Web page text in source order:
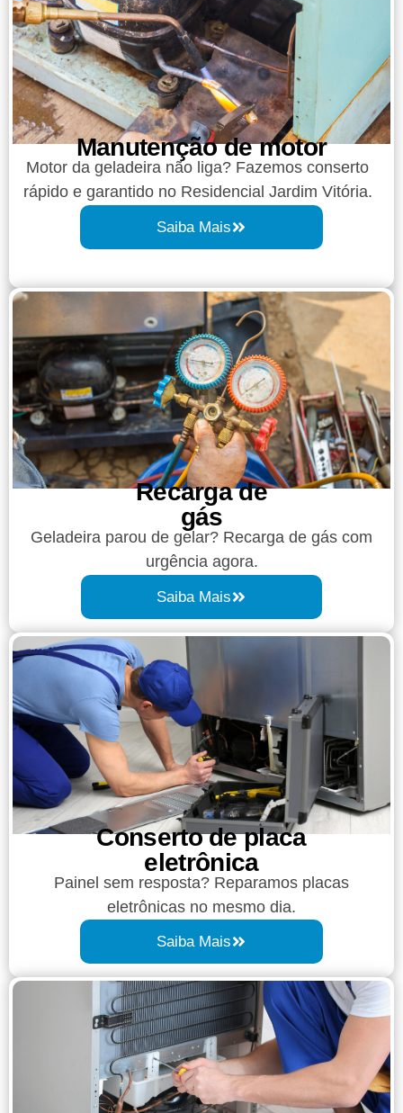
Manutenção de motor
Motor da geladeira não liga? Fazemos conserto
rápido e garantido no Residencial Jardim Vitória.
Saiba Mais
Recarga de
gás
Geladeira parou de gelar? Recarga de gás com
urgência agora.
Saiba Mais
Conserto de placa
eletrônica
Painel sem resposta? Reparamos placas
eletrônicas no mesmo dia.
Saiba Mais